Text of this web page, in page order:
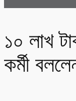
১০ লাখ
কর্মী